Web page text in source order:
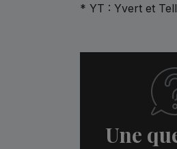
* YT : Yvert et
Une